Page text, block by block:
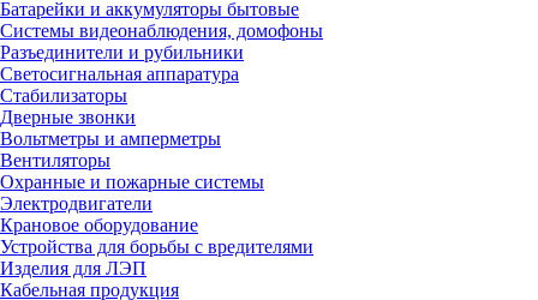
Батарейки и аккумуляторы бытовые
Системы видеонаблюдения, домофоны
Разъединители и рубильники
Светосигнальная аппаратура
Стабилизаторы
Дверные звонки
Вольтметры и амперметры
Вентиляторы
Охранные и пожарные системы
Электродвигатели
Крановое оборудование
Устройства для борьбы с вредителями
Изделия для ЛЭП
Кабельная продукция